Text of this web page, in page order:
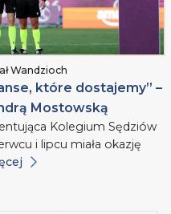
Wandzioch
które dostajemy” –
Mostowską
Kolegium Sędziów
i lipcu miała okazję